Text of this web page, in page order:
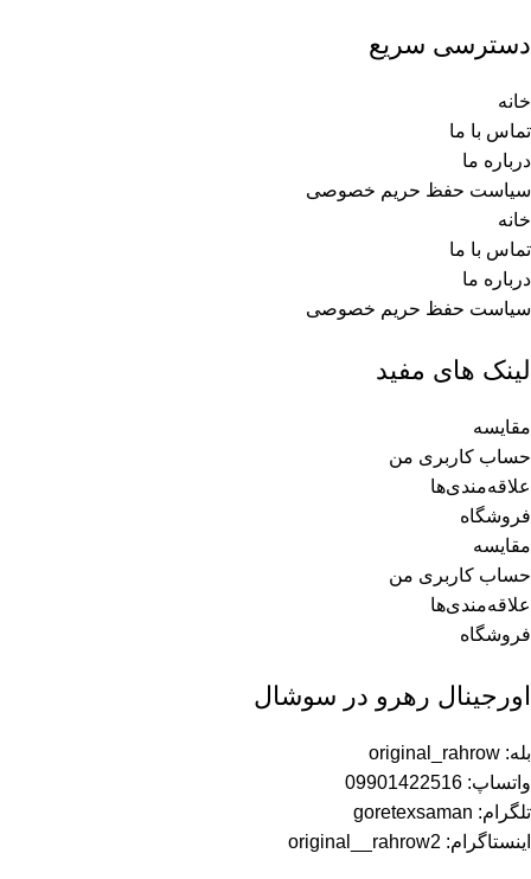
دسترسی سریع
خانه
تماس با ما
درباره ما
سیاست حفظ حریم خصوصی
خانه
تماس با ما
درباره ما
سیاست حفظ حریم خصوصی
لینک های مفید
مقایسه
حساب کاربری من
علاقه‌مندی‌ها
فروشگاه
مقایسه
حساب کاربری من
علاقه‌مندی‌ها
فروشگاه
اورجینال رهرو در سوشال
بله: original_rahrow
واتساپ: 09901422516
تلگرام: goretexsaman
اینستاگرام: original__rahrow2